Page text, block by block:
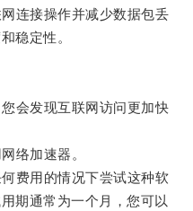
连接操作并减少数据包丢
稳定性。
会发现互联网访问更加快
络加速器。
费用的情况下尝试这种软
期通常为一个月，您可以